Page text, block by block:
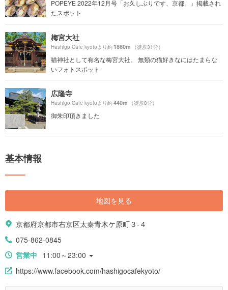
POPEYE 2022年12月号「お久しぶりです、京都。」掲載され
たスポット
梅宮大社
Hashigo Cafe kyotoより約1860m （徒歩31分）
猫神社として有名な梅宮大社。 無類の猫好きなにはたまらな
いフォトスポット
広隆寺
Hashigo Cafe kyotoより約440m （徒歩8分）
御朱印頂きました
基本情報
地図を見る
京都府京都市右京区太秦青木ケ原町３-４
075-862-0845
営業中 11:00～23:00
https://www.facebook.com/hashigocafekyoto/